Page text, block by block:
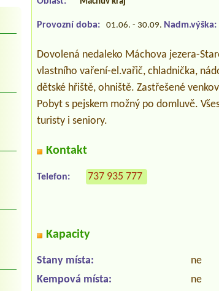
Provozní doba: 01.06. - 30.09. Nadm.výška:
Dovolená nedaleko Máchova jezera-
vlastního vaření-el.vařič, chladnička,
dětské hřiště, ohniště. Zastřešené
Pobyt s pejskem možný po domluvě.
turisty i seniory.
Kontakt
Telefon: 737 935 777
Kapacity
Stany místa:
ne
Kempová místa:
ne